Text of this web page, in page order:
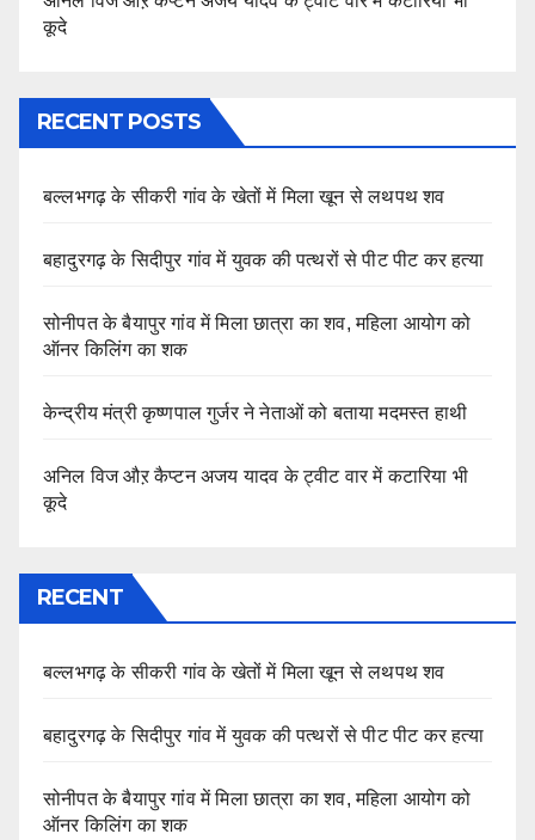
कूदे
RECENT POSTS
बल्लभगढ़ के सीकरी गांव के खेतों में मिला खून से लथपथ शव
बहादुरगढ़ के सिदीपुर गांव में युवक की पत्थरों से पीट पीट कर हत्या
सोनीपत के बैयापुर गांव में मिला छात्रा का शव, महिला आयोग को
ऑनर किलिंग का शक
केन्द्रीय मंत्री कृष्णपाल गुर्जर ने नेताओं को बताया मदमस्त हाथी
अनिल विज औऱ कैप्टन अजय यादव के ट्वीट वार में कटारिया भी
कूदे
RECENT
बल्लभगढ़ के सीकरी गांव के खेतों में मिला खून से लथपथ शव
बहादुरगढ़ के सिदीपुर गांव में युवक की पत्थरों से पीट पीट कर हत्या
सोनीपत के बैयापुर गांव में मिला छात्रा का शव, महिला आयोग को
ऑनर किलिंग का शक